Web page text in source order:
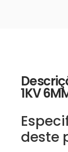
1KV
deste